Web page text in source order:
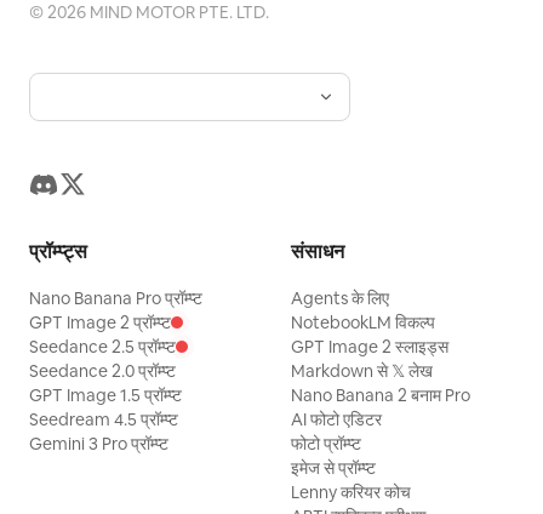
©2026 MIND MOTOR PTE. LTD.
प्रॉम्प्ट्स
Nano Banana Pro प्रॉम्प्ट
GPT Image 2 प्रॉम्प्ट
Seedance 2.5 प्रॉम्प्ट
Seedance 2.0 प्रॉम्प्ट
GPT Image 1.5 प्रॉम्प्ट
Seedream 4.5 प्रॉम्प्ट
Gemini 3 Pro प्रॉम्प्ट
संसाधन
Agents के लिए
NotebookLM विकल्प
GPT Image 2 स्लाइड्स
Markdown से 𝕏 लेख
Nano Banana 2 बनाम Pro
AI फोटो एडिटर
फोटो प्रॉम्प्ट
इमेज से प्रॉम्प्ट
Lenny करियर कोच